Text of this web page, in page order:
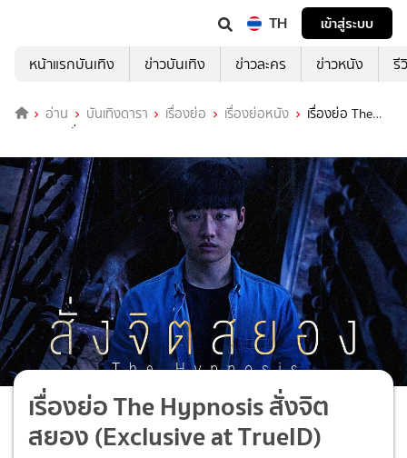
TH
เข้าสู่ระบบ
หน้าแรกบันเทิง
ข่าวบันเทิง ข่าวละคร ข่าวหนัง รี
อ่าน บันเทิงดารา เรื่องย่อ เรื่องย่อหนัง
เรื่องย่อ The
Hypnosis สั่งจิตสยอง (Exclusive at TrueID)
เรื่องย่อ The Hypnosis สั่งจิต
สยอง (Exclusive at TrueID)